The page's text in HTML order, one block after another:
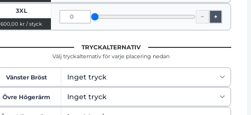
3XL
600,00 kr / styck
− +
TRYCKALTERNATIV
Välj tryckalternativ för varje placering nedan
Vänster Bröst
Övre Högerärm